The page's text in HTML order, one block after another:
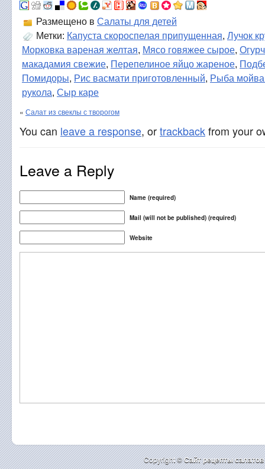
Размещено в Салаты для детей
Метки: Капуста скороспелая припущенная, Лучок
Морковка вареная желтая, Мясо говяжее сырое,
макадамия свежие, Перепелиное яйцо жареное,
Помидоры, Рис васмати приготовленный, Рыба
рукола, Сыр каре
« Салат из свеклы с творогом
You can leave a response, ortrackbackfrom your
Leave a Reply
Name (required)
Mail (will not be published) (required)
Website
Copyright ©Cайт рецепты салатов